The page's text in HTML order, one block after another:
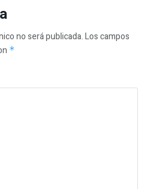
no será publicada.Los campos
*